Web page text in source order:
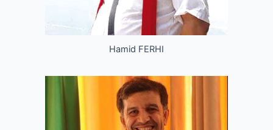
Hamid FERHI